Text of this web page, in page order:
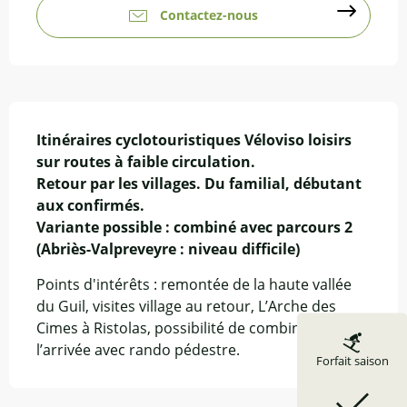
Forfait saison
Contactez-nous
Itinéraires cyclotouristiques Véloviso loisirs
sur routes à faible circulation.
Retour par les villages. Du familial, débutant
aux confirmés.
Variante possible : combiné avec parcours 2
(Abriès-Valpreveyre : niveau difficile)
Points d'intérêts : remontée de la haute vallée
du Guil, visites village au retour, L’Arche des
Cimes à Ristolas, possibilité de combiner à
l’arrivée avec rando pédestre.